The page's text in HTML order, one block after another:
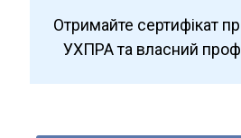
Отримайте сертифікат
УХПРА та власний